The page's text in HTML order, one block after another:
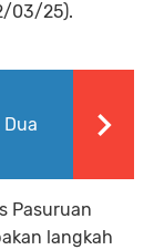
03/25).
Pasuruan
langkah